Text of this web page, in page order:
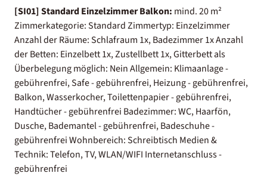
[SI01] Standard Einzelzimmer Balkon: mind. 20 m²
Zimmerkategorie: Standard Zimmertyp: Einzelzimmer
Anzahl der Räume: Schlafraum 1x, Badezimmer 1x Anzahl
der Betten: Einzelbett 1x, Zustellbett 1x, Gitterbett als
Überbelegung möglich: Nein Allgemein: Klimaanlage -
gebührenfrei, Safe - gebührenfrei, Heizung - gebührenfrei,
Balkon, Wasserkocher, Toilettenpapier - gebührenfrei,
Handtücher - gebührenfrei Badezimmer: WC, Haarfön,
Dusche, Bademantel - gebührenfrei, Badeschuhe -
gebührenfrei Wohnbereich: Schreibtisch Medien &
Technik: Telefon, TV, WLAN/WIFI Internetanschluss -
gebührenfrei